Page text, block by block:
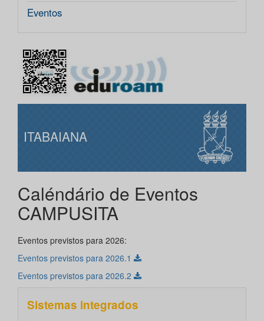
Eventos
ITABAIANA
Caléndário de Eventos
CAMPUSITA
Eventos previstos para 2026:
Eventos previstos para 2026.1
Eventos previstos para 2026.2
Sistemas integrados